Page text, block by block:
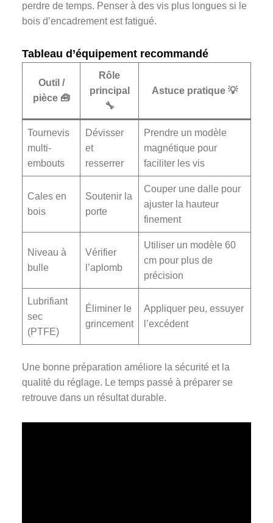
perdre de temps. Penser à des vis plus longues si le
bois d’encadrement est fatigué.
Tableau d’équipement recommandé
Outil /
pièce 🧰
Rôle
principal
🔧
Astuce pratique 💡
Tournevis
multi-
embouts
Dévisser
et
resserrer
Prendre un modèle
magnétique pour
faciliter les vis
Cales en
bois
Soutenir la
porte
Couper une dalle pour
ajuster la hauteur
finement
Niveau à
bulle
Vérifier
l’aplomb
Utiliser un modèle 60
cm pour plus de
précision
Lubrifiant
sec
(PTFE)
Éliminer le
grincement
Appliquer peu, essuyer
l’excédent
Une bonne préparation améliore la sécurité et la
qualité du réglage. Le temps passé à préparer se
retrouve dans un résultat durable.